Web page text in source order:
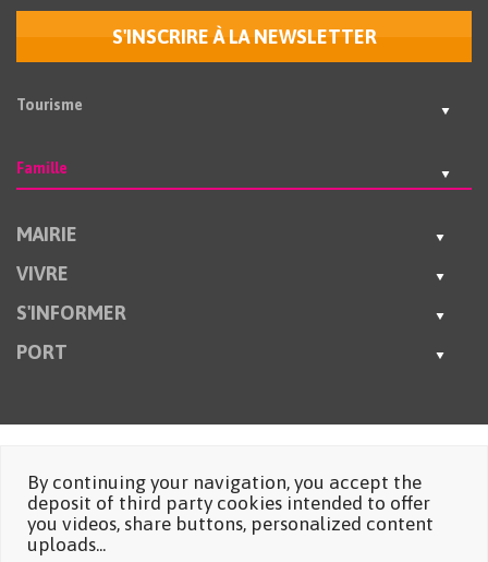
S'INSCRIRE À LA NEWSLETTER
Tourisme
Famille
MAIRIE
VIVRE
S'INFORMER
PORT
By continuing your navigation, you accept the
deposit of third party cookies intended to offer
you videos, share buttons, personalized content
uploads...